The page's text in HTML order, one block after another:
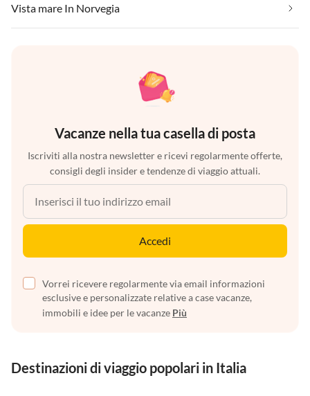
Vista mare In Norvegia
Vacanze nella tua casella di posta
Iscriviti alla nostra newsletter e ricevi regolarmente offerte,
consigli degli insider e tendenze di viaggio attuali.
Accedi
Vorrei ricevere regolarmente via email informazioni
esclusive e personalizzate relative a case vacanze,
immobili e idee per le vacanze Più
Destinazioni di viaggio popolari in Italia